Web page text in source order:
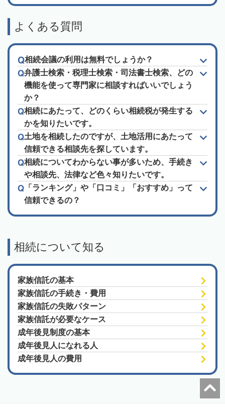
よくある質問
相続会議の利用は無料でしょうか？
弁護士検索・税理士検索・司法書士検索、どの
機能を使って専門家に相談すればいいでしょう
か？
相続にあたって、どのくらい相続税が発生する
かを知りたいです。
土地を相続したのですが、土地活用にあたって
信頼できる相談先を探しています。
相続についてわからない事が多いため、手続き
や相談先、法律など色々知りたいです。
「ランキング」や「口コミ」「おすすめ」って
信頼できるの？
相続について知る
家族信託の基本
家族信託の手続き・費用
家族信託の失敗パターン
家族信託が必要なケース
成年後見制度の基本
成年後見人になれる人
成年後見人の費用